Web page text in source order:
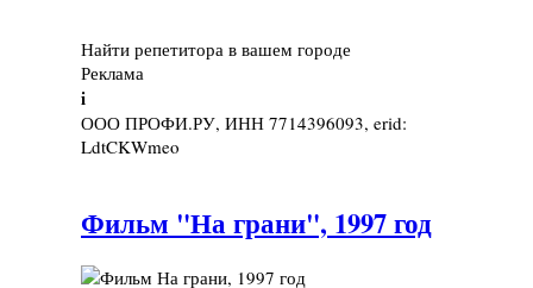
Найти репетитора в вашем городе
Реклама
i
ООО ПРОФИ.РУ, ИНН 7714396093, erid:
LdtCKWmeo
Фильм "На грани", 1997 год